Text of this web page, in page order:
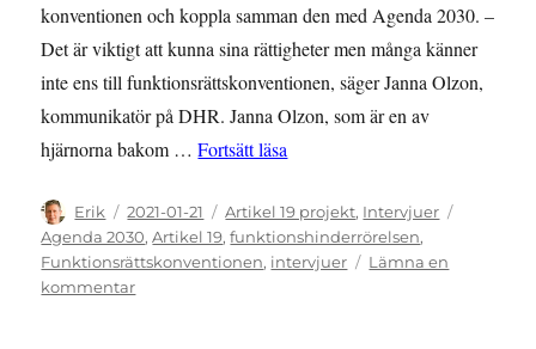
konventionen och koppla samman den med Agenda 2030. –
Det är viktigt att kunna sina rättigheter men många känner
inte ens till funktionsrättskonventionen, säger Janna Olzon,
kommunikatör på DHR. Janna Olzon, som är en av
hjärnorna bakom …Fortsätt läsa
Författare
Erik
Publicerat
den
2021-01-21 Kategorier
Artikel 19 projekt, Intervjuer
Agenda 2030,Artikel 19,funktionshinderrörelsen,
Funktionsrättskonventionen, intervjuer
Lämna en
kommentartill